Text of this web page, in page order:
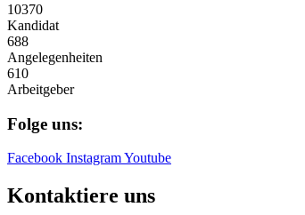
10370
Kandidat
688
Angelegenheiten
610
Arbeitgeber
Folge uns:
Facebook InstagramYoutube
Kontaktiere uns